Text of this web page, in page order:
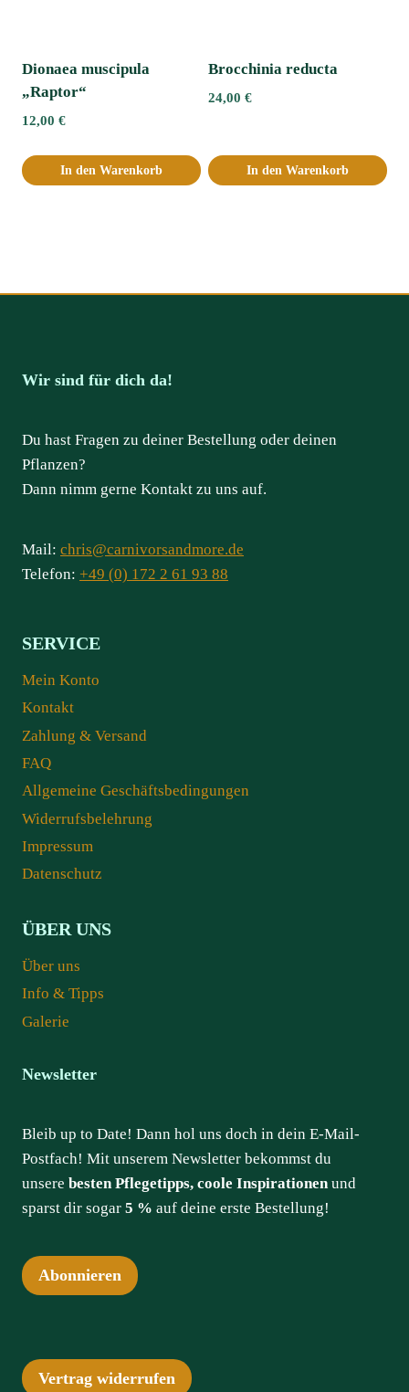
Dionaea muscipula
„Raptor“
12,00 €
In den Warenkorb
Brocchinia reducta
24,00 €
In den Warenkorb
Wir sind für dich da!
Du hast Fragen zu deiner Bestellung oder deinen
Pflanzen?
Dann nimm gerne Kontakt zu uns auf.
Mail: chris@carnivorsandmore.de
Telefon: +49 (0) 172 2 61 93 88
SERVICE
Mein Konto
Kontakt
Zahlung & Versand
FAQ
Allgemeine Geschäftsbedingungen
Widerrufsbelehrung
Impressum
Datenschutz
ÜBER UNS
Über uns
Info & Tipps
Galerie
Newsletter
Bleib up to Date! Dann hol uns doch in dein E-Mail-
Postfach! Mit unserem Newsletter bekommst du
unsere besten Pflegetipps, coole Inspirationenund
sparst dir sogar 5 % auf deine erste Bestellung!
Abonnieren
Vertrag widerrufen